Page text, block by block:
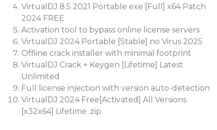
VirtualDJ 8.5 2021 Portable exe [Full] x64 Patch
2024 FREE
Activation tool to bypass online license servers
VirtualDJ 2024 Portable [Stable] no Virus 2025
Offline crack installer with minimal footprint
VirtualDJ Crack + Keygen [Lifetime] Latest
Unlimited
Full license injection with version auto-detection
VirtualDJ 2024 Free[Activated] All Versions
[x32x64] Lifetime .zip